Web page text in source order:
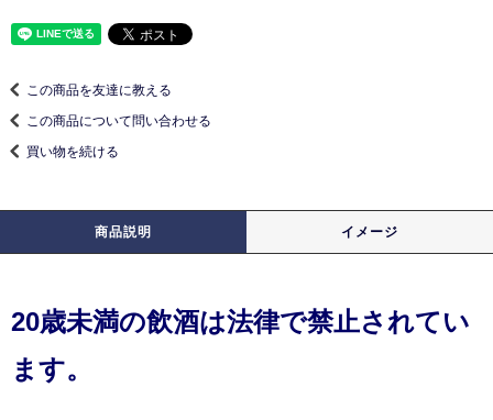
この商品を友達に教える
この商品について問い合わせる
買い物を続ける
商品説明 イメージ
20歳未満の飲酒は法律で禁止されてい
ます。